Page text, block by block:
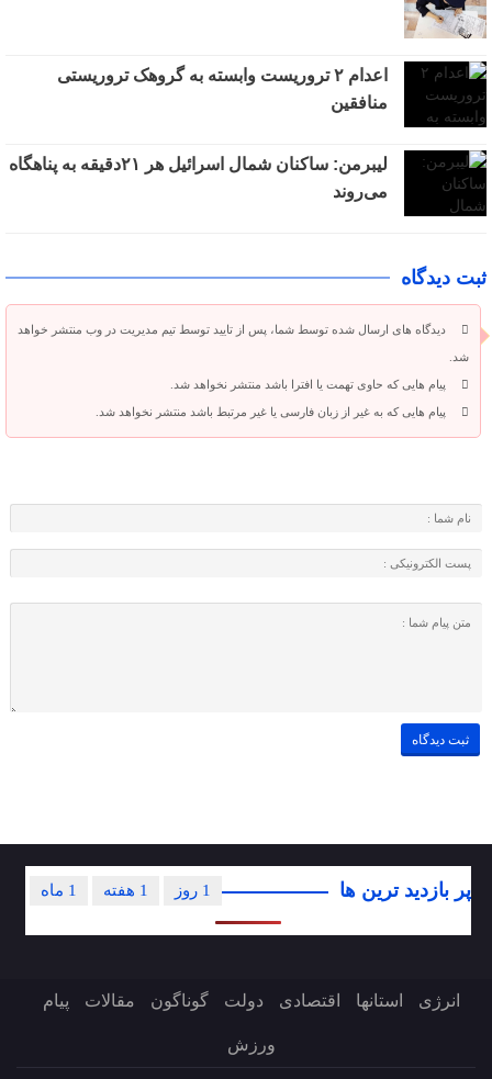
اعدام ۲ تروریست وابسته به گروهک تروریستی
منافقین
لیبرمن: ساکنان شمال اسرائیل هر ۲۱دقیقه به پناهگاه
می‌روند
ثبت دیدگاه
دیدگاه های ارسال شده توسط شما، پس از تایید توسط تیم مدیریت در وب منتشر خواهد
شد.
پیام هایی که حاوی تهمت یا افترا باشد منتشر نخواهد شد.
پیام هایی که به غیر از زبان فارسی یا غیر مرتبط باشد منتشر نخواهد شد.
پر بازدید ترین ها 1 ماه 1 هفته 1 روز
انرژی استانها اقتصادی دولت گوناگون مقالات پیام
ورزش